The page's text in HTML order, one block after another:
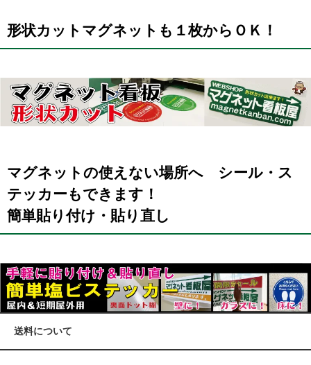
形状カットマグネットも１枚からＯＫ！
マグネットの使えない場所へ シール・ス
テッカーもできます！
簡単貼り付け・貼り直し
送料について